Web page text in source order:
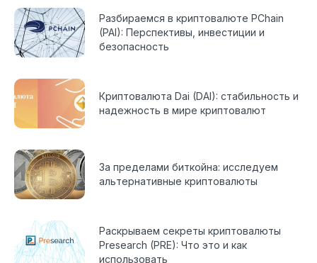
Разбираемся в криптовалюте PChain
(PAI): Перспективы, инвестиции и
безопасность
Криптовалюта Dai (DAI): стабильность и
надежность в мире криптовалют
За пределами биткойна: исследуем
альтернативные криптовалюты
Раскрываем секреты криптовалюты
Presearch (PRE): Что это и как
использовать